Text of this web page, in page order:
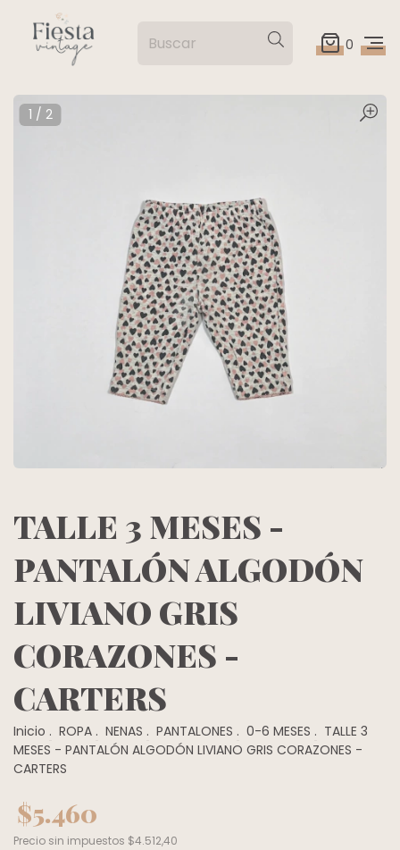
0
TALLE 3 MESES -
PANTALÓN ALGODÓN
LIVIANO GRIS
CORAZONES -
CARTERS
Inicio . ROPA . NENAS . PANTALONES . 0-6 MESES . TALLE 3
MESES - PANTALÓN ALGODÓN LIVIANO GRIS CORAZONES -
CARTERS
$5.460
Precio sin impuestos $4.512,40
1 / 2